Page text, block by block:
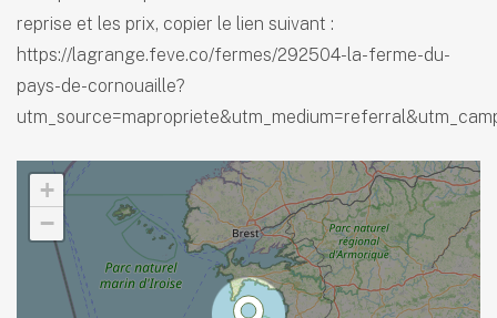
+
−
reprise et les prix, copier le lien suivant :
https://lagrange.feve.co/fermes/292504-la-ferme-du-
pays-de-cornouaille?